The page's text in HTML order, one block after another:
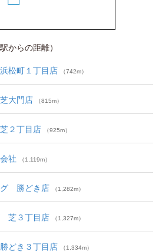
からの距離）
松町１丁目店 （742m）
大門店 （815m）
２丁目店 （925m）
社 （1,119m）
グ 勝どき店 （1,282m）
芝３丁目店 （1,327m）
どき３丁目店 （1,334m）